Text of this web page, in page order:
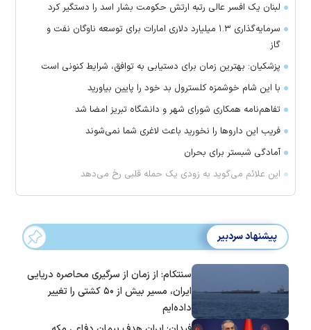
لبنان یک افسر عالی رتبه ارتش حکومت بشار اسد را دستگیر کرد
سرمایه‌گذاری ۱.۳ میلیارد دلاری امارات برای توسعه ناوگان نفت و
گاز
پزشکیان: بهترین زمان برای دستیابی به توافق، شرایط کنونی است
با این شام خوشمزه کلسترول بد خود را پایین بیاورید
تفاهم‌نامه همکاری شورای شهر و دانشگاه تبریز امضا شد
فریب این دارو‌ها را نخورید باعث لاغری شما نمی‌شوند
آمادگی شبستر برای بحران
این علائم می‌گوید به زودی یک حمله قلبی رخ می‌دهد
پیشنهاد سردبیر
سنتکام: از زمان از سرگیری محاصره دریایی
ایران، مسیر بیش از ۵۰ کشتی را تغییر
داده‌ایم